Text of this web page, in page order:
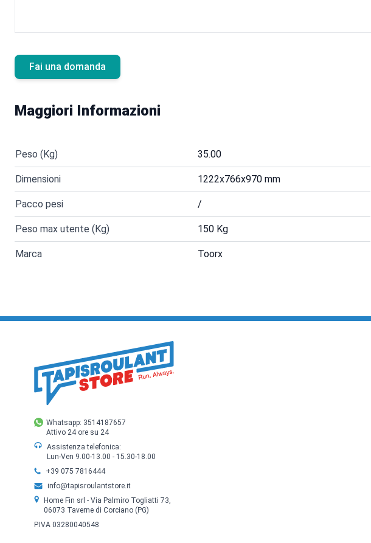
Fai una domanda
Maggiori Informazioni
Peso (Kg) 35.00
Dimensioni 1222x766x970 mm
Pacco pesi /
Peso max utente (Kg) 150 Kg
Marca Toorx
Whatsapp: 3514187657
Attivo 24 ore su 24
Assistenza telefonica:
Lun-Ven 9.00-13.00 - 15.30-18.00
+39 075 7816444
info@tapisroulantstore.it
Home Fin srl - Via Palmiro Togliatti 73,
06073 Taverne di Corciano (PG)
P.IVA 03280040548